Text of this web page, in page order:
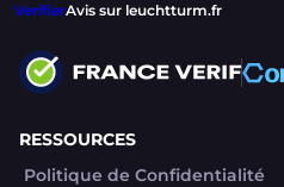
VerifierAvis sur leuchtturm.fr
RESSOURCES
Politique de Confidentialité